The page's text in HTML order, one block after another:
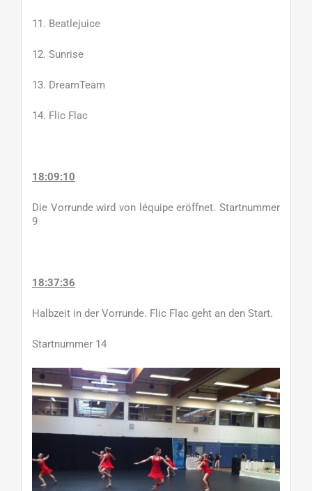
11. Beatlejuice
12. Sunrise
13. DreamTeam
14. Flic Flac
18:09:10
Die Vorrunde wird von léquipe eröffnet. Startnummer
9
18:37:36
Halbzeit in der Vorrunde. Flic Flac geht an den Start.
Startnummer 14